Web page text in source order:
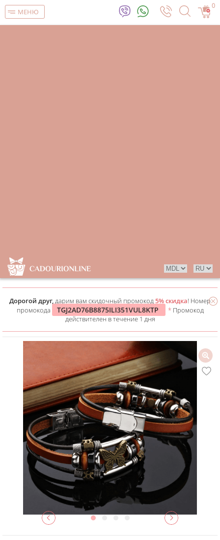
МЕНЮ
0
Дорогой друг,дарим вам скидочный промокод5% скидка! Номер
промокода
TGJ2AD76B8875ILI351VUL8KTP * Промокод
действителен в течение 1 дня